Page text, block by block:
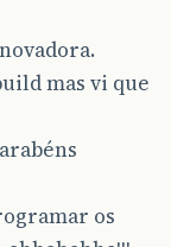
mas vi que
os